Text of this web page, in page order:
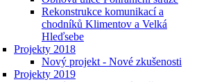
Rekonstrukce komunikací a
chodníků Klimentov a Velká
Hleďsebe
Projekty 2018
Nový projekt - Nové zkušenosti
Projekty 2019